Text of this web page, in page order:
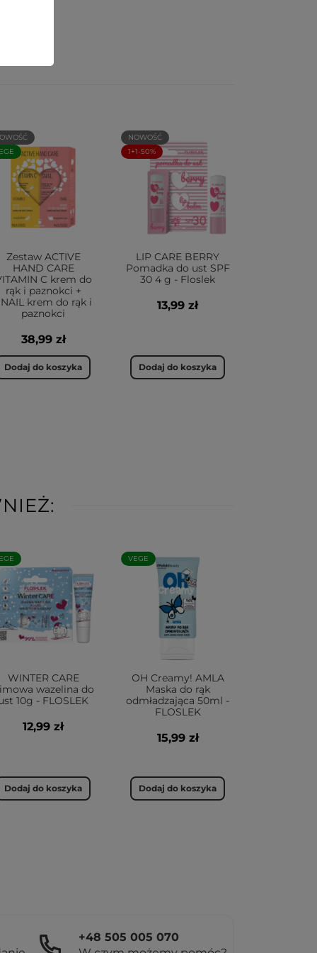
Zestaw ACTIVE
HAND CARE
C krem do
rąk i paznokci +
krem do rąk i
paznokci
38,99 zł
Dodaj do koszyka
NOWOŚĆ
1+1-50%
LIP CARE BERRY
Pomadka do ust SPF
30 4 g - Floslek
13,99 zł
Dodaj do koszyka
WINTER CARE
wazelina do
10g - FLOSLEK
12,99 zł
Dodaj do koszyka
VEGE
OH Creamy! AMLA
Maska do rąk
odmładzająca 50ml -
FLOSLEK
15,99 zł
Dodaj do koszyka
+48 505 005 070